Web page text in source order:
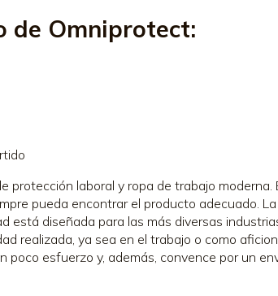
de Omniprotect:
protección laboral y ropa de trabajo moderna.
pueda encontrar el producto adecuado.
está diseñada para las más diversas
realizada, ya sea en el trabajo o como
esfuerzo y, además, convence por un